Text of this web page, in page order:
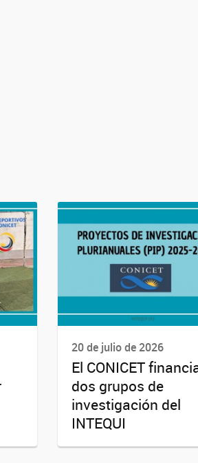
20 de julio de 2026
El CONICET
dos grupos de
investigación del
INTEQUI